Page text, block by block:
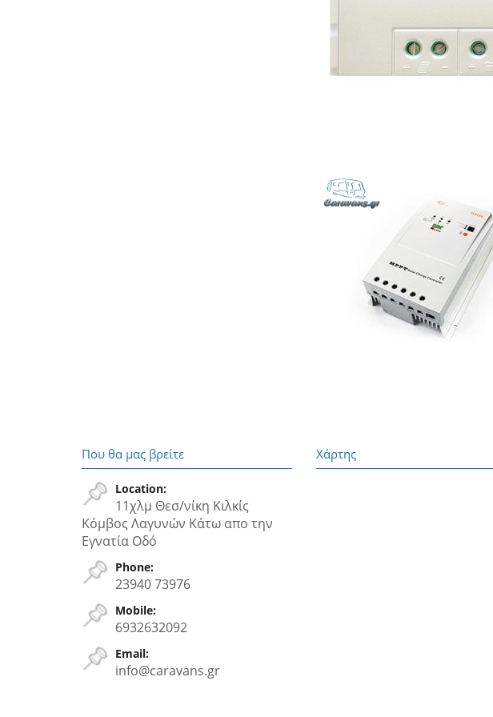
Που θα μας βρείτε
Location:
11χλμ Θεσ/νίκη Κιλκίς
Κόμβος Λαγυνών Κάτω απο την
Εγνατία Oδό
Phone:
23940 73976
Mobile:
6932632092
Email:
info@caravans.gr
Χάρτης